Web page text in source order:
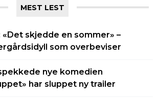
MEST LEST
skjedde en sommer» –
som overbeviser
nye komedien
har sluppet ny trailer